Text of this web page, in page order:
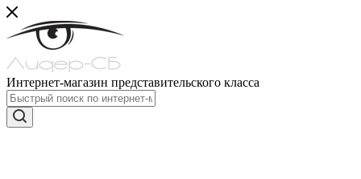
Интернет-магазин представительского класса